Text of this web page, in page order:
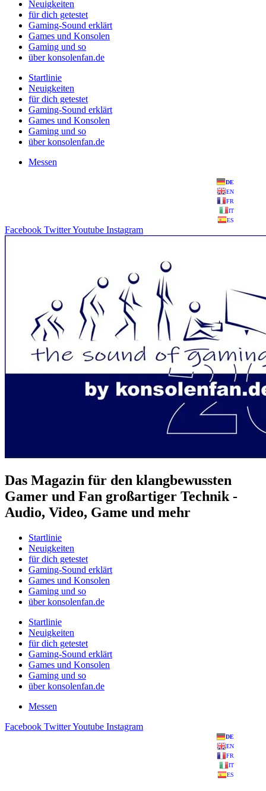
Neuigkeiten
für dich getestet
Gaming-Sound erklärt
Games und Konsolen
Gaming und so
über konsolenfan.de
Startlinie
Neuigkeiten
für dich getestet
Gaming-Sound erklärt
Games und Konsolen
Gaming und so
über konsolenfan.de
Messen
DE
EN
FR
IT
ES
Facebook TwitterYoutube Instagram
Das Magazin für den klangbewussten
Gamer und Fan großartiger Technik -
Audio, Video, Game und mehr
Startlinie
Neuigkeiten
für dich getestet
Gaming-Sound erklärt
Games und Konsolen
Gaming und so
über konsolenfan.de
Startlinie
Neuigkeiten
für dich getestet
Gaming-Sound erklärt
Games und Konsolen
Gaming und so
über konsolenfan.de
Messen
Facebook TwitterYoutube Instagram
DE
EN
FR
IT
ES